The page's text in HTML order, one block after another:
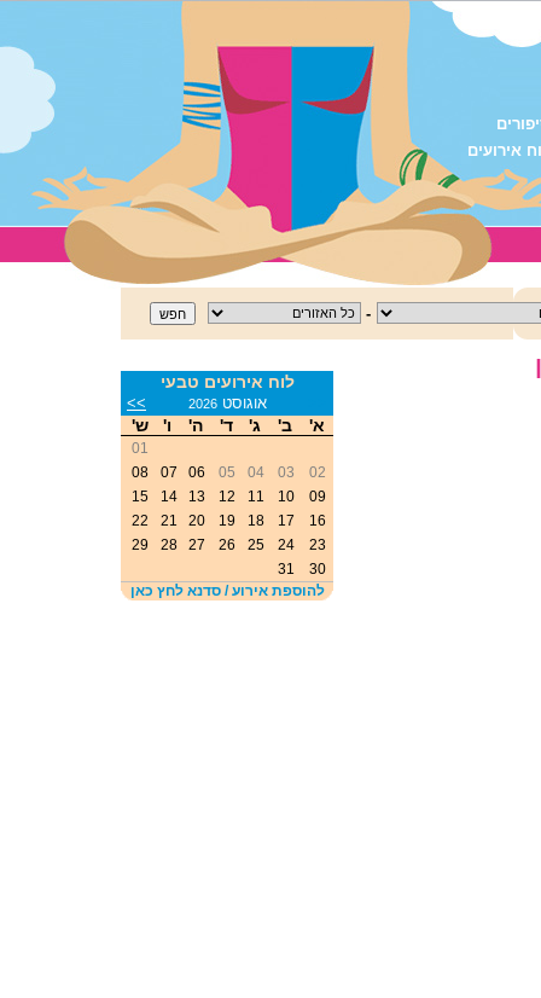
אירועים
-
לוח אירועים טבעי
אוגוסט2026
>>
א' ב' ג' ד' ה' ו' ש'
01
02
03
04
05
06
07
08
09
10
11
12
13
14
15
16
17
18
19
20
21
22
23
24
25
26
27
28
29
30
31
להוספת אירוע / סדנא לחץ כאן